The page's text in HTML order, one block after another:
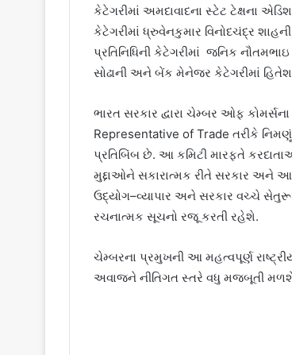
કેટેગરીમાં અમદાવાદના સ્ટેટ ટેક્ષના
કેટેગરીમાં ધ્રુવેનકુમાર વિનોદચંદ્ર
પ્રતિનિધિની કેટેગરીમાં જનિક
સોઢાની અને બેંક મેનેજર કેટેગરીમાં
ભારત સરકાર દ્વારા ચેમ્બર ઓફ
Representative of Trade તરીકે
પ્રતિબિંબ છે. આ કમિટી મારફતે
મુદ્દાઓને સકારાત્મક રીતે સરકાર અને
ઉદ્યોગ–વ્યાપાર અને સરકાર વચ્ચે
રચનાત્મક સૂચનો રજૂ કરતી રહેશે.
ચેમ્બરના પ્રમુખની આ મહત્વપૂર્ણ
અવાજને નીતિગત સ્તરે વધુ મજબૂતી